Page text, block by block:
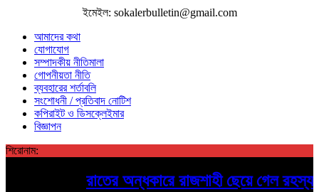
ইমেইল: sokalerbulletin@gmail.com
আমাদের কথা
যোগাযোগ
সম্পাদকীয় নীতিমালা
গোপনীয়তা নীতি
ব্যবহারের শর্তাবলি
সংশোধনী / প্রতিবাদ নোটিশ
কপিরাইট ও ডিসক্লেইমার
বিজ্ঞাপন
শিরোনাম:
রাতের অন্ধকারে রাজশাহী ছেয়ে গেল